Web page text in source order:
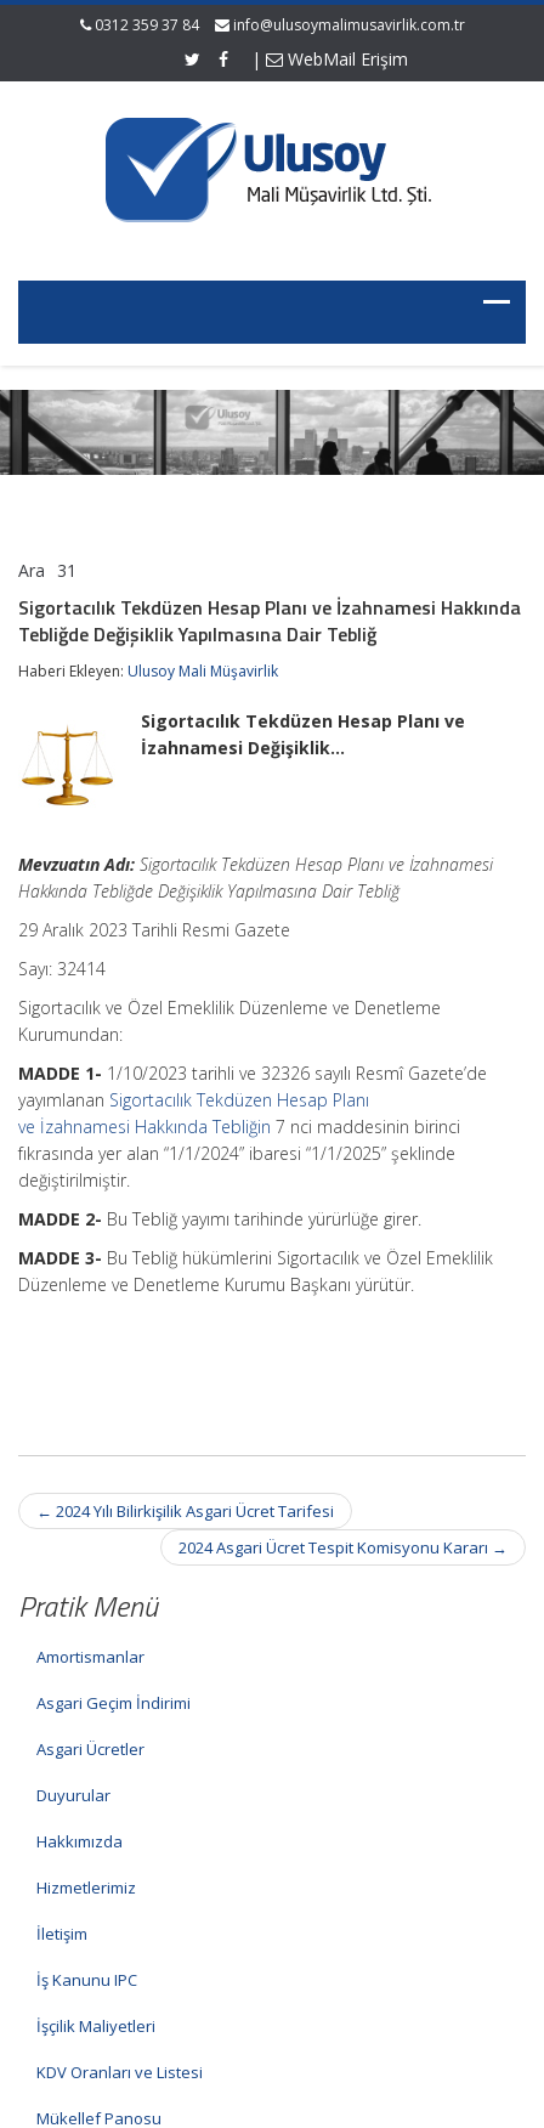
0312 359 37 84 info@ulusoymalimusavirlik.com.tr
| WebMail Erişim
Ara 31
Hesap
Planı
ve
İzahnamesi
Tebliğde
Değişiklik
Yapılmasına
Dair
Sigortacılık Tekdüzen Hesap Planı ve İzahnamesi Hakkında
Tebliğde Değişiklik Yapılmasına Dair Tebliğ
Haberi Ekleyen: Ulusoy Mali Müşavirlik
Sigortacılık Tekdüzen Hesap Planı ve
İzahnamesi Değişiklik…
Mevzuatın Adı: Sigortacılık Tekdüzen Hesap Planı ve İzahnamesi
Hakkında Tebliğde Değişiklik Yapılmasına Dair Tebliğ
29 Aralık 2023 Tarihli Resmi Gazete
Sayı: 32414
Sigortacılık ve Özel Emeklilik Düzenleme ve Denetleme
Kurumundan:
MADDE 1- 1/10/2023 tarihli ve 32326 sayılı Resmî Gazete’de
yayımlanan Sigortacılık Tekdüzen Hesap Planı
ve İzahnamesi Hakkında Tebliğin 7 nci maddesinin birinci
fıkrasında yer alan “1/1/2024” ibaresi “1/1/2025” şeklinde
değiştirilmiştir.
MADDE 2- Bu Tebliğ yayımı tarihinde yürürlüğe girer.
MADDE 3- Bu Tebliğ hükümlerini Sigortacılık ve Özel Emeklilik
Düzenleme ve Denetleme Kurumu Başkanı yürütür.
Post
navigation
← 2024 Yılı Bilirkişilik Asgari Ücret Tarifesi
2024 Asgari Ücret Tespit Komisyonu Kararı →
Pratik Menü
Amortismanlar
Asgari Geçim İndirimi
Asgari Ücretler
Duyurular
Hakkımızda
Hizmetlerimiz
İletişim
İş Kanunu IPC
İşçilik Maliyetleri
KDV Oranları ve Listesi
Mükellef Panosu